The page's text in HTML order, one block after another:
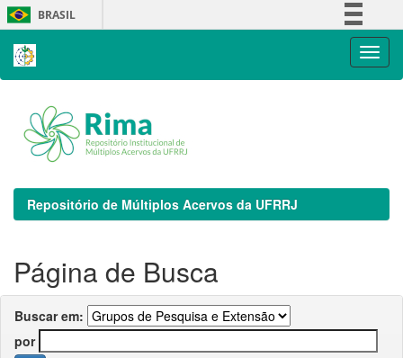
Skip
navigation
BRASIL
Repositório de Múltiplos Acervos da UFRRJ
Página de Busca
Buscar em:
por